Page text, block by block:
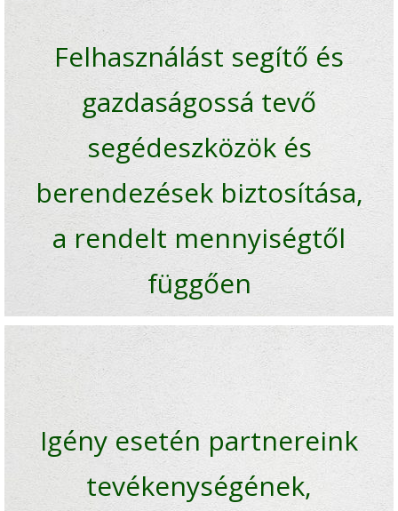
Felhasználást segítő és
gazdaságossá tevő
segédeszközök és
berendezések biztosítása,
a rendelt mennyiségtől
függően
Igény esetén partnereink
tevékenységének,